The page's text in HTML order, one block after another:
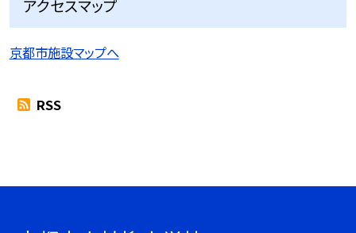
アクセスマップ
京都市施設マップへ
RSS